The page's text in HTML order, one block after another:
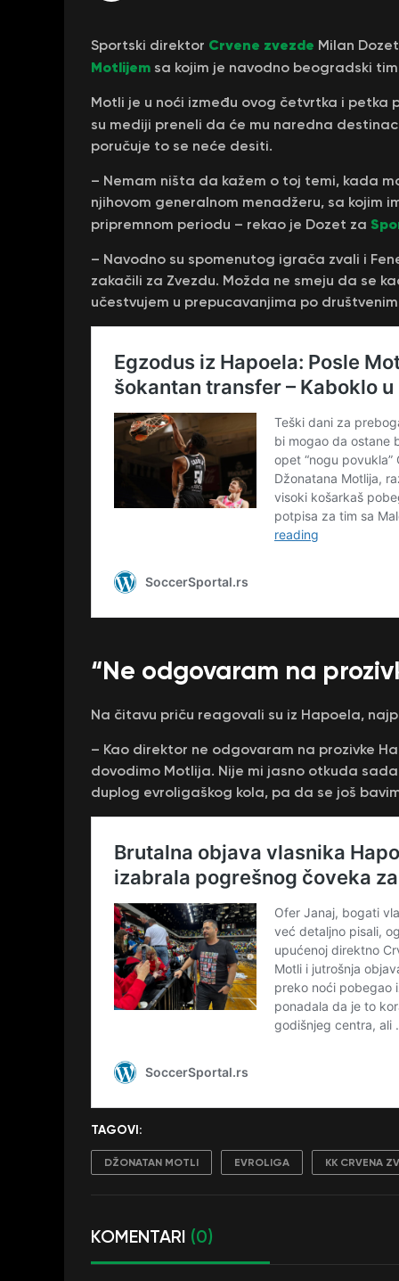
Sportski direktor Crvene zvezde Milan
Motlijem sa kojim je navodno beogradski
Motli je u noći između ovog četvrtka i petka
su mediji preneli da će mu naredna
poručuje to se neće desiti.
– Nemam ništa da kažem o toj temi, kada
njihovom generalnom menadžeru, sa kojim
pripremnom periodu – rekao je Dozet za
– Navodno su spomenutog igrača zvali i
zakačili za Zvezdu. Možda ne smeju da se
učestvujem u prepucavanjima po
“Ne odgovaram na
Na čitavu priču reagovali su iz Hapoela,
– Kao direktor ne odgovaram na prozivke
dovodimo Motlija. Nije mi jasno otkuda
duplog evroligaškog kola, pa da se još
TAGOVI:
DŽONATAN MOTLI EVROLIGA KK CRVENA
KOMENTARI (0)